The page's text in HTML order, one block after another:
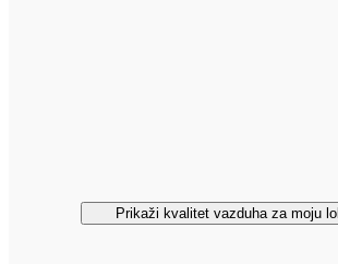
Prikaži kvalitet vazduha za moju